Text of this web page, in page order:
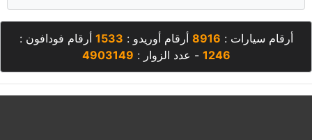
أرقام سيارات : 8916 أرقام أوريدو : 1533 أرقام فودافون :
1246 - عدد الزوار : 4903149